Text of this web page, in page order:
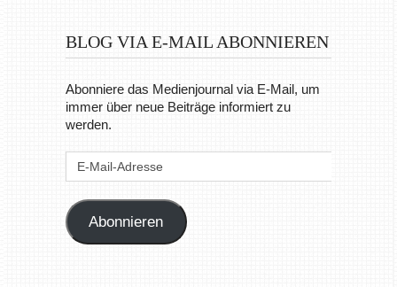
BLOG VIA E-MAIL ABONNIEREN
Abonniere das Medienjournal via E-Mail, um
immer über neue Beiträge informiert zu
werden.
Mail-
Abonnieren